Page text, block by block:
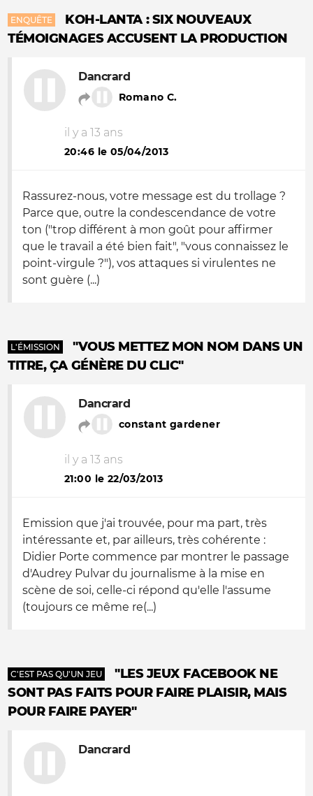
ENQUÊTE
KOH-LANTA : SIX NOUVEAUX
TÉMOIGNAGES ACCUSENT LA PRODUCTION
Dancrard
Romano C.
il y a 13 ans
20:46 le 05/04/2013
Rassurez-nous, votre message est du trollage ?
Parce que, outre la condescendance de votre
ton ("trop différent à mon goût pour affirmer
que le travail a été bien fait", "vous connaissez le
point-virgule ?"), vos attaques si virulentes ne
sont guère (...)
L'ÉMISSION
"VOUS METTEZ MON NOM DANS UN
TITRE, ÇA GÉNÈRE DU CLIC"
Dancrard
constant gardener
il y a 13 ans
21:00 le 22/03/2013
Emission que j'ai trouvée, pour ma part, très
intéressante et, par ailleurs, très cohérente :
Didier Porte commence par montrer le passage
d'Audrey Pulvar du journalisme à la mise en
scène de soi, celle-ci répond qu'elle l'assume
(toujours ce même re(...)
C'EST PAS QU'UN JEU
"LES JEUX FACEBOOK NE
SONT PAS FAITS POUR FAIRE PLAISIR, MAIS
POUR FAIRE PAYER"
Dancrard